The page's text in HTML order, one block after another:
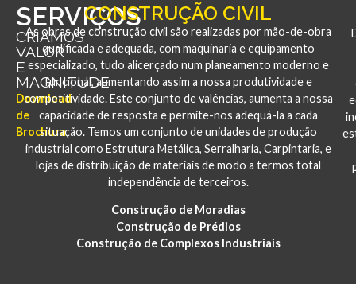
SERVIÇOS
CRIAMOS
VALOR
E
MAGNITUDE
Download
de
Brochura
CONSTRUÇÃO CIVIL
As obras de construção civil são realizadas por mão-de-obra
qualificada e adequada, com maquinaria e equipamento
especializado, tudo alicerçado num planeamento moderno e
funcional, aumentando assim a nossa produtividade e
competitividade. Este conjunto de valências, aumenta a nossa
capacidade de resposta e permite-nos adequá-la a cada
situação. Temos um conjunto de unidades de produção
industrial como Estrutura Metálica, Serralharia, Carpintaria, e
lojas de distribuição de materiais de modo a termos total
independência de terceiros.
Construção de Moradias
Construção de Prédios
Construção de Complexos Industriais